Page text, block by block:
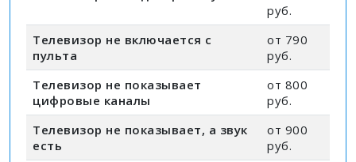
руб.
Телевизор не включается с
пульта
от 790
руб.
Телевизор не показывает
цифровые каналы
от 800
руб.
Телевизор не показывает, а звук
есть
от 900
руб.